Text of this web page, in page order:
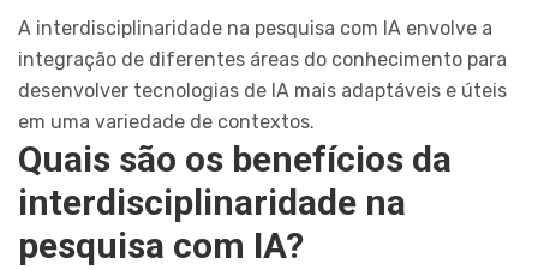
A interdisciplinaridade na pesquisa com IA envolve a
integração de diferentes áreas do conhecimento para
desenvolver tecnologias de IA mais adaptáveis e úteis
em uma variedade de contextos.
Quais são os benefícios da
interdisciplinaridade na
pesquisa com IA?